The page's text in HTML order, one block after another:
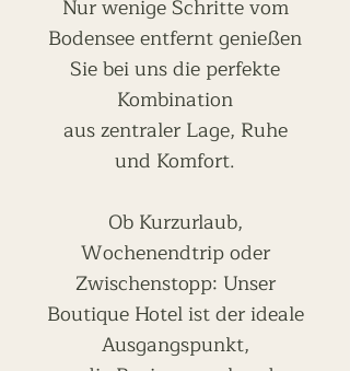
Nur wenige Schritte vom
Bodensee entfernt genießen
Sie bei uns die perfekte
Kombination
aus zentraler Lage, Ruhe
und Komfort.
Ob Kurzurlaub,
Wochenendtrip oder
Zwischenstopp: Unser
Boutique Hotel ist der ideale
Ausgangspunkt,